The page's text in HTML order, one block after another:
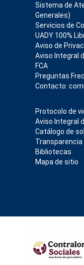
Sistema de
Generales)
Servicios de
UADY 100%
Aviso de
Aviso Integral
FCA
Preguntas
Contacto:
Protocolo de
Aviso Integral
Catálogo de
Transparencia
Bibliotecas
Mapa de sitio